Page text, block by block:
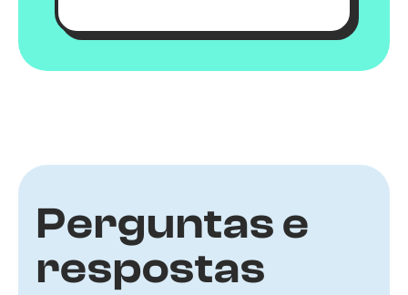
Perguntas e
respostas